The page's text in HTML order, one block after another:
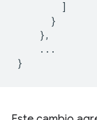
]
}
},
...
}